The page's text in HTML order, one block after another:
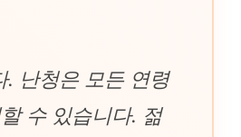
. 난청은 모든 연령
수 있습니다. 젊